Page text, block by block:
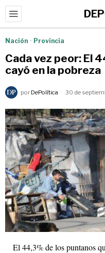
Nación · Provincia
Cada vez peor: El
cayó en la pobreza
por DePolítica 30 de
El 44,3% de los puntanos